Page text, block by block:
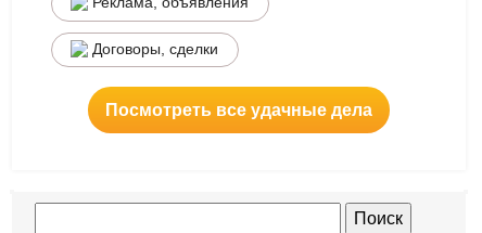
Договоры, сделки
Посмотреть все удачные дела